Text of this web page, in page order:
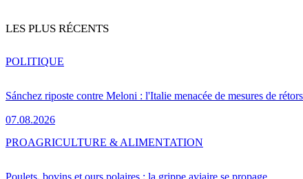
LES PLUS RÉCENTS
Sánchez riposte contre Meloni : l'Italie menacée de mesures de
07.08.2026
POLITIQUE
Poulets, bovins et ours polaires : la grippe aviaire se propage
PROAGRICULTURE & ALIMENTATION